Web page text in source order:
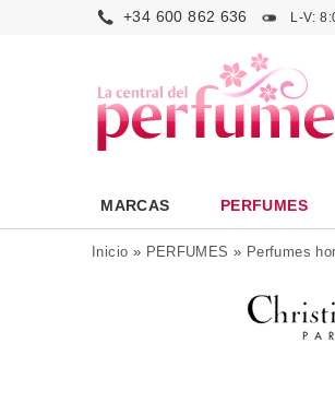
+34 600 862 636 L-V:
MARCAS PERFUMES
Inicio » PERFUMES » Perfumes